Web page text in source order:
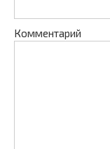
Комментарий